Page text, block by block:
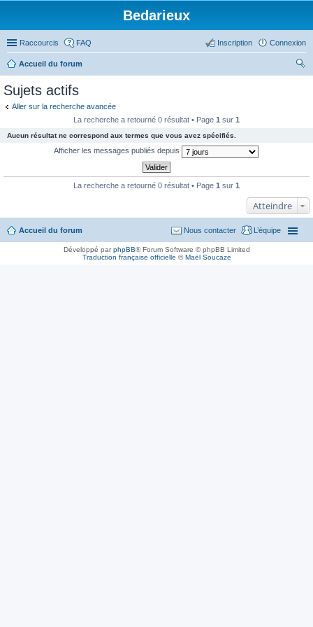
Bedarieux
Raccourcis FAQ Connexion
Inscription
Accueil du forum
Sujets actifs
Aller sur la recherche avancée
La recherche a retourné 0 résultat • Page 1 sur 1
Aucun résultat ne correspond aux termes que vous avez spécifiés.
Afficher les messages publiés depuis
La recherche a retourné 0 résultat • Page 1 sur 1
Atteindre
Accueil du forum L’équipe
Nous contacter
Développé parphpBB® Forum Software © phpBB Limited
Traduction française officielle ©Maël Soucaze